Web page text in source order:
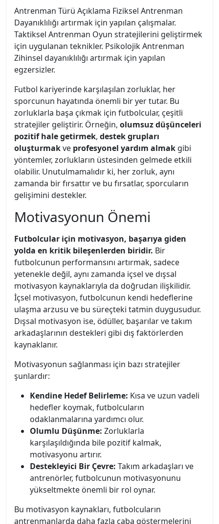
Antrenman Türü Açıklama Fiziksel Antrenman
Dayanıklılığı artırmak için yapılan çalışmalar.
Taktiksel Antrenman Oyun stratejilerini geliştirmek
için uygulanan teknikler. Psikolojik Antrenman
Zihinsel dayanıklılığı artırmak için yapılan
egzersizler.
Futbol kariyerinde karşılaşılan zorluklar, her
sporcunun hayatında önemli bir yer tutar. Bu
zorluklarla başa çıkmak için futbolcular, çeşitli
stratejiler geliştirir. Örneğin, olumsuz düşünceleri
pozitif hale getirmek, destek grupları
oluşturmakve profesyonel yardım almak gibi
yöntemler, zorlukların üstesinden gelmede etkili
olabilir. Unutulmamalıdır ki, her zorluk, aynı
zamanda bir fırsattır ve bu fırsatlar, sporcuların
gelişimini destekler.
Motivasyonun Önemi
Futbolcular için motivasyon, başarıya giden
yolda en kritik bileşenlerden biridir. Bir
futbolcunun performansını artırmak, sadece
yetenekle değil, aynı zamanda içsel ve dışsal
motivasyon kaynaklarıyla da doğrudan ilişkilidir.
İçsel motivasyon, futbolcunun kendi hedeflerine
ulaşma arzusu ve bu süreçteki tatmin duygusudur.
Dışsal motivasyon ise, ödüller, başarılar ve takım
arkadaşlarının destekleri gibi dış faktörlerden
kaynaklanır.
Motivasyonun sağlanması için bazı stratejiler
şunlardır:
Kendine Hedef Belirleme: Kısa ve uzun vadeli
hedefler koymak, futbolcuların
odaklanmalarına yardımcı olur.
Olumlu Düşünme: Zorluklarla
karşılaşıldığında bile pozitif kalmak,
motivasyonu artırır.
Destekleyici Bir Çevre: Takım arkadaşları ve
antrenörler, futbolcunun motivasyonunu
yükseltmekte önemli bir rol oynar.
Bu motivasyon kaynakları, futbolcuların
antrenmanlarda daha fazla çaba göstermelerini